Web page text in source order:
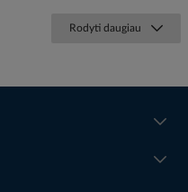
Rodyti daugiau